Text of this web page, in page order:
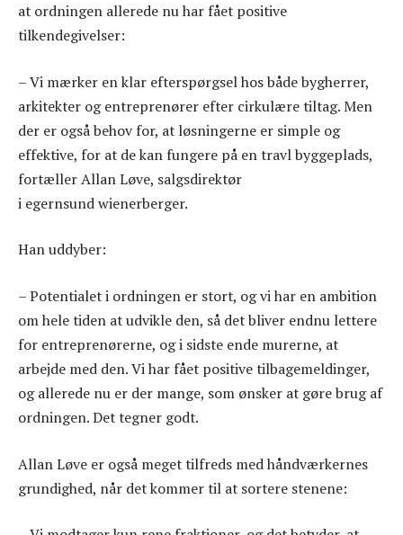
at ordningen allerede nu har fået positive
tilkendegivelser:
– Vi mærker en klar efterspørgsel hos både bygherrer,
arkitekter og entreprenører efter cirkulære tiltag. Men
der er også behov for, at løsningerne er simple og
effektive, for at de kan fungere på en travl byggeplads,
fortæller Allan Løve, salgsdirektør
i egernsund wienerberger.
Han uddyber:
– Potentialet i ordningen er stort, og vi har en ambition
om hele tiden at udvikle den, så det bliver endnu lettere
for entreprenørerne, og i sidste ende murerne, at
arbejde med den. Vi har fået positive tilbagemeldinger,
og allerede nu er der mange, som ønsker at gøre brug af
ordningen. Det tegner godt.
Allan Løve er også meget tilfreds med håndværkernes
grundighed, når det kommer til at sortere stenene: